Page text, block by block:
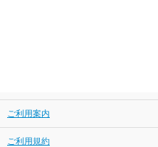
ご利用案内
ご利用規約